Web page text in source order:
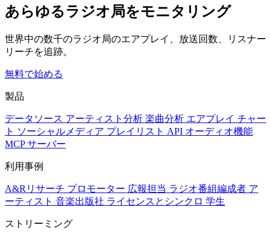
あらゆるラジオ局をモニタリング
世界中の数千のラジオ局のエアプレイ、放送回数、リスナー
リーチを追跡。
無料で始める
製品
データソース アーティスト分析 楽曲分析 エアプレイ チャー
ト ソーシャルメディア プレイリスト API オーディオ機能
MCP サーバー
利用事例
A&Rリサーチ プロモーター 広報担当 ラジオ番組編成者 ア
ーティスト 音楽出版社 ライセンスとシンクロ 学生
ストリーミング